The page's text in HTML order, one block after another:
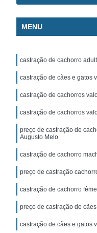
MENU
castração de cachorro
castração de cães e gatos
castração de cachorros
castração de cachorros
preço de castração de
Augusto Melo
castração de cachorro
preço de castração
castração de cachorro
preço de castração de
castração de cães e gatos